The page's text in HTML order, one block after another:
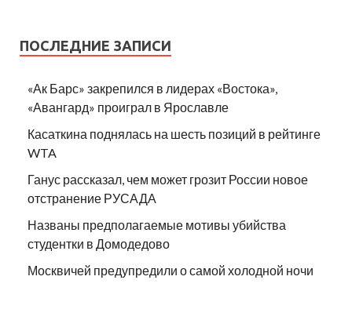
ПОСЛЕДНИЕ ЗАПИСИ
«Ак Барс» закрепился в лидерах «Востока»,
«Авангард» проиграл в Ярославле
Касаткина поднялась на шесть позиций в рейтинге
WTA
Ганус рассказал, чем может грозит России новое
отстранение РУСАДА
Названы предполагаемые мотивы убийства
студентки в Домодедово
Москвичей предупредили о самой холодной ночи